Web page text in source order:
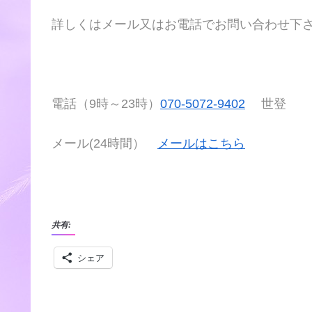
詳しくはメール又はお電話でお問い合わせ下
電話（9時～23時） 070-5072-9402 世登
メール(24時間） メールはこちら
共有:
シェア